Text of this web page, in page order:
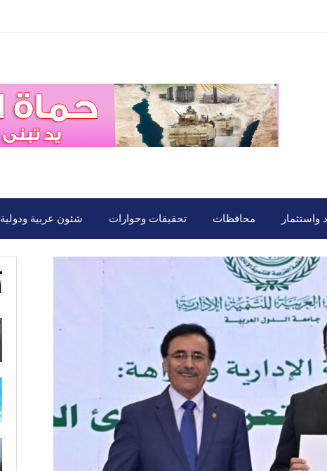
واستثمار محافظات تحقيقات وحوارات شئون عربية ودولية